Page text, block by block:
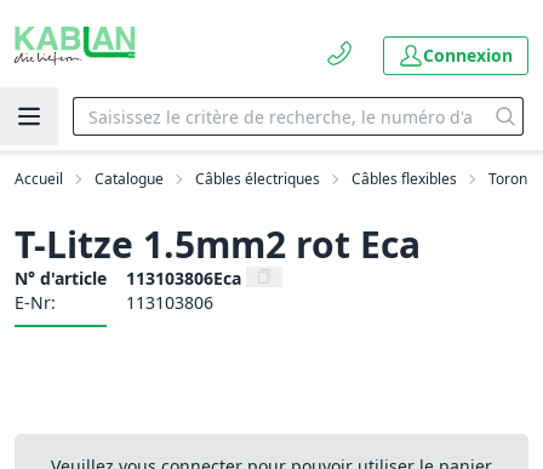
Connexion
Accueil Catalogue Câbles électriques Câbles flexibles Toron
T-Litze 1.5mm2 rot Eca
N° d'article
113103806Eca
E-Nr:
113103806